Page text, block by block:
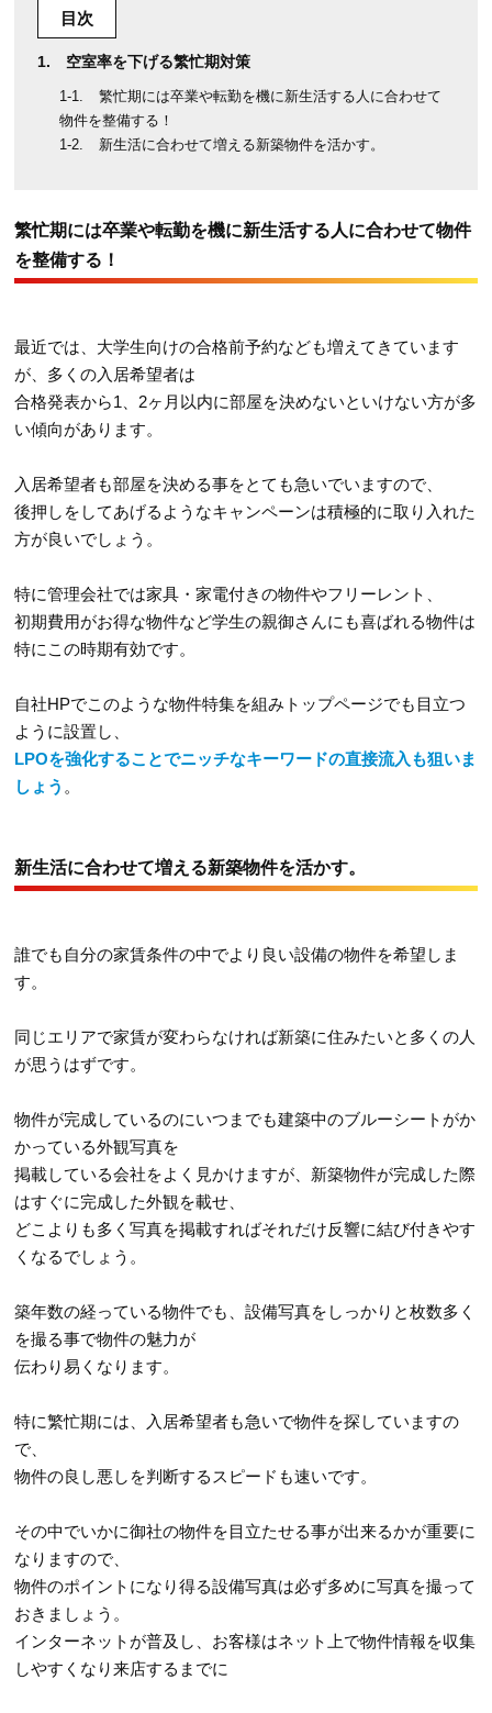
目次
空室率を下げる繁忙期対策
繁忙期には卒業や転勤を機に新生活する人に合わせて
物件を整備する！
新生活に合わせて増える新築物件を活かす。
繁忙期には卒業や転勤を機に新生活する人に合わせて物件
を整備する！
最近では、大学生向けの合格前予約なども増えてきています
が、多くの入居希望者は
合格発表から1、2ヶ月以内に部屋を決めないといけない方が多
い傾向があります。
入居希望者も部屋を決める事をとても急いでいますので、
後押しをしてあげるようなキャンペーンは積極的に取り入れた
方が良いでしょう。
特に管理会社では家具・家電付きの物件やフリーレント、
初期費用がお得な物件など学生の親御さんにも喜ばれる物件は
特にこの時期有効です。
自社HPでこのような物件特集を組みトップページでも目立つ
ように設置し、
LPOを強化することでニッチなキーワードの直接流入も狙いま
しょう 。
新生活に合わせて増える新築物件を活かす。
誰でも自分の家賃条件の中でより良い設備の物件を希望しま
す。
同じエリアで家賃が変わらなければ新築に住みたいと多くの人
が思うはずです。
物件が完成しているのにいつまでも建築中のブルーシートがか
かっている外観写真を
掲載している会社をよく見かけますが、新築物件が完成した際
はすぐに完成した外観を載せ、
どこよりも多く写真を掲載すればそれだけ反響に結び付きやす
くなるでしょう。
築年数の経っている物件でも、設備写真をしっかりと枚数多く
を撮る事で物件の魅力が
伝わり易くなります。
特に繁忙期には、入居希望者も急いで物件を探していますの
で、
物件の良し悪しを判断するスピードも速いです。
その中でいかに御社の物件を目立たせる事が出来るかが重要に
なりますので、
物件のポイントになり得る設備写真は必ず多めに写真を撮って
おきましょう。
インターネットが普及し、お客様はネット上で物件情報を収集
しやすくなり来店するまでに